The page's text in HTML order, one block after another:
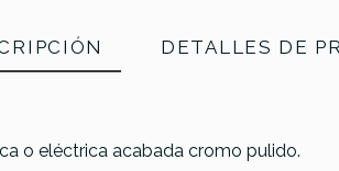
DETALLES DE
o eléctrica acabada cromo pulido.